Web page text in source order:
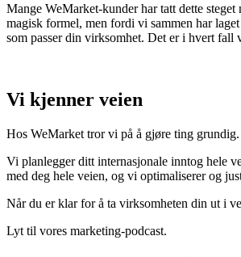
Mange WeMarket-kunder har tatt dette
magisk formel, men fordi vi sammen har
som passer din virksomhet. Det er i hvert fall
Vi kjenner veien
Hos WeMarket tror vi på å gjøre ting
Vi planlegger ditt internasjonale inntog hele
med deg hele veien, og vi optimaliserer og
Når du er klar for å ta virksomheten din ut i
Lyt til vores marketing-podcast.